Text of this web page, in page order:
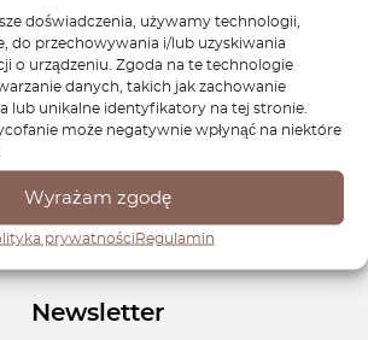
doświadczenia, używamy technologii,
do przechowywania i/lub uzyskiwania
o urządzeniu. Zgoda na te technologie
danych, takich jak zachowanie
lub unikalne identyfikatory na tej stronie.
może negatywnie wpłynąć na niektóre
Wyrażam zgodę
prywatności Regulamin
czego potrzebujesz, aby Twój Nissan
na każdą przygodę. Zaufaj OctoClassic,
dziedzictwo Nissana Terrano,
on niezawodnym towarzyszem
Newsletter